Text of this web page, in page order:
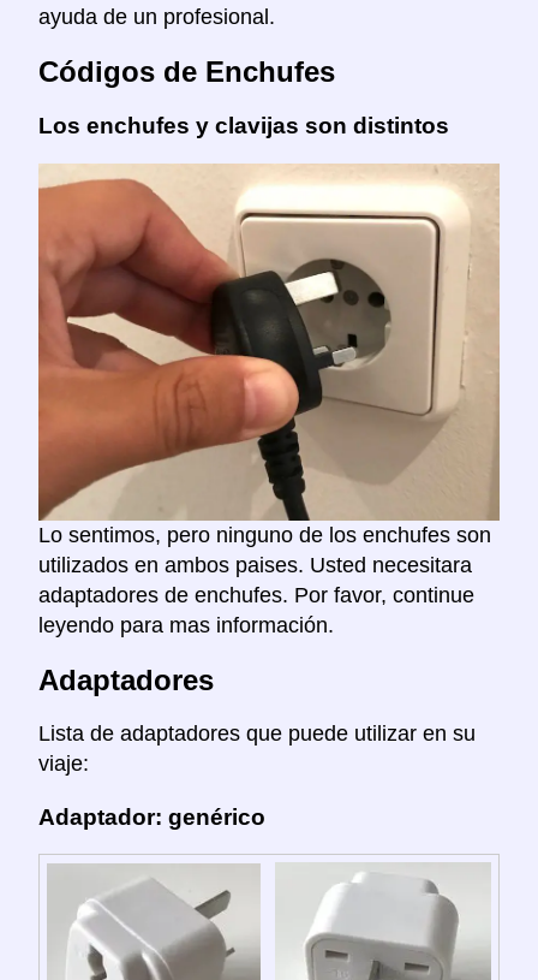
ayuda de un profesional.
Códigos de Enchufes
Los enchufes y clavijas son distintos
Lo sentimos, pero ninguno de los enchufes son
utilizados en ambos paises. Usted necesitara
adaptadores de enchufes. Por favor, continue
leyendo para mas información.
Adaptadores
Lista de adaptadores que puede utilizar en su
viaje:
Adaptador: genérico